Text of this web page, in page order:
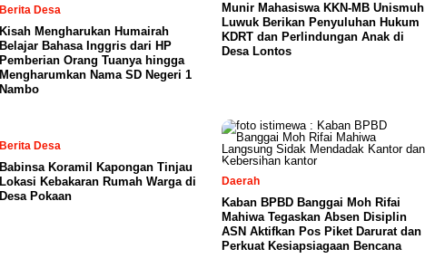
Berita Desa
Kisah Mengharukan Humairah
Belajar Bahasa Inggris dari HP
Pemberian Orang Tuanya hingga
Mengharumkan Nama SD Negeri 1
Nambo
Munir Mahasiswa KKN-MB Unismuh
Luwuk Berikan Penyuluhan Hukum
KDRT dan Perlindungan Anak di
Desa Lontos
Berita Desa
Babinsa Koramil Kapongan Tinjau
Lokasi Kebakaran Rumah Warga di
Desa Pokaan
Daerah
Kaban BPBD Banggai Moh Rifai
Mahiwa Tegaskan Absen Disiplin
ASN Aktifkan Pos Piket Darurat dan
Perkuat Kesiapsiagaan Bencana